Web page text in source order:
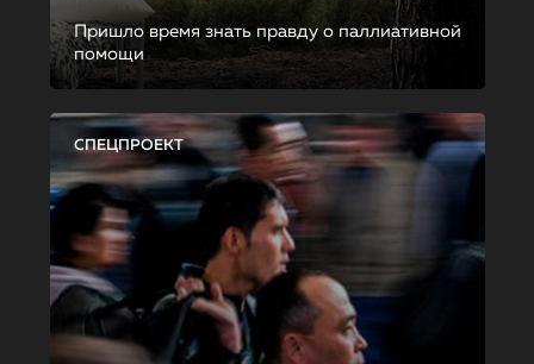
Пришло время знать правду о паллиативной
помощи
СПЕЦПРОЕКТ